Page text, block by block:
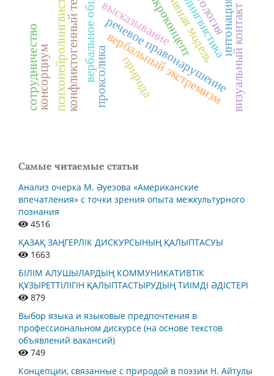
вербальное общениевербальный экстремизм
речевое правонарушение
конфликтогенный текст макроконцепт
психонейролингвистика высказывание
проксолика
интонациявизуальный контакт
консорциум
сотрудничество природа
Самые читаемые статьи
Анализ очерка М. Әуезова «Американские
впечатления» с точки зрения опыта межкультурного
познания
4516
ҚАЗАҚ ЗАҢГЕРЛІК ДИСКУРСЫНЫҢ ҚАЛЫПТАСУЫ
1663
БІЛІМ АЛУШЫЛАРДЫҢ КОММУНИКАТИВТІК
ҚҰЗЫРЕТТІЛІГІН ҚАЛЫПТАСТЫРУДЫҢ ТИІМДІ ӘДІСТЕРІ
879
Выбор языка и языковые предпочтения в
профессиональном дискурсе (на основе текстов
объявлений вакансий)
749
Концепции, связанные с природой в поэзии Н. Айтулы